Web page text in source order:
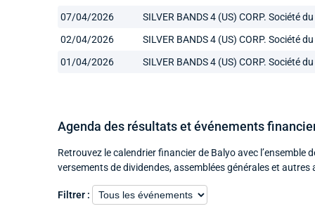
07/04/2026
SILVER BANDS 4 (US) CORP. Société
02/04/2026
SILVER BANDS 4 (US) CORP. Société
01/04/2026
SILVER BANDS 4 (US) CORP. Société
Agenda des résultats et événements
Retrouvez le calendrier financier de Balyo avec
versements de dividendes, assemblées générales et
Filtrer :